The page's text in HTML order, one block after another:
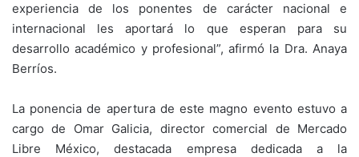
experiencia de los ponentes de carácter nacional e
internacional les aportará lo que esperan para su
desarrollo académico y profesional”, afirmó la Dra. Anaya
Berríos.
La ponencia de apertura de este magno evento estuvo a
cargo de Omar Galicia, director comercial de Mercado
Libre México, destacada empresa dedicada a la